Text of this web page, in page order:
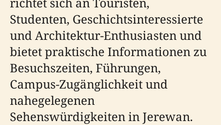
Studenten, Geschichtsinteressierte
und Architektur-Enthusiasten und
bietet praktische Informationen zu
Besuchszeiten, Führungen,
Campus-Zugänglichkeit und
nahegelegenen
Sehenswürdigkeiten in Jerewan.